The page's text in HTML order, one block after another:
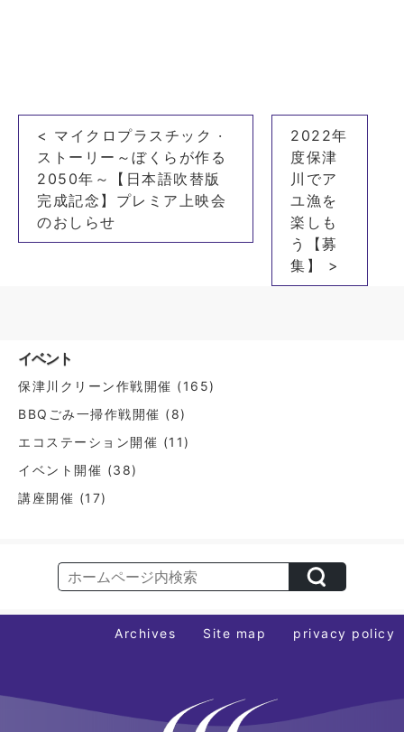
ゲ
< マイクロプラスチック ·
ストーリー～ぼくらが作る
2050年～【日本語吹替版
完成記念】プレミア上映会
のおしらせ
2022年
度保津
川でア
ユ漁を
楽しも
う【募
集】 >
イベント
保津川クリーン作戦開催 (165)
BBQごみ一掃作戦開催 (8)
エコステーション開催 (11)
イベント開催 (38)
講座開催 (17)
Archives Site map privacy policy